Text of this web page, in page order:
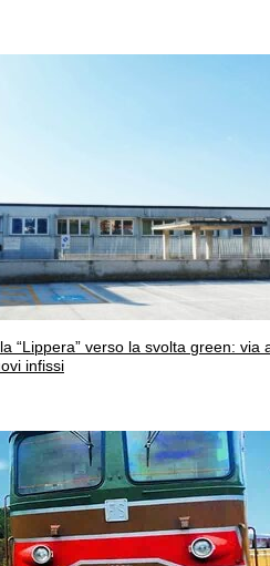
“Lippera” verso la svolta green: via
infissi